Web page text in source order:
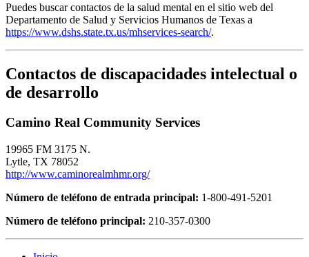
Puedes buscar contactos de la salud mental en el sitio web del
Departamento de Salud y Servicios Humanos de Texas a
https://www.dshs.state.tx.us/mhservices-search/.
Contactos de discapacidades intelectual o
de desarrollo
Camino Real Community Services
19965 FM 3175 N.
Lytle, TX 78052
http://www.caminorealmhmr.org/
Número de teléfono de entrada principal: 1-800-491-5201
Número de teléfono principal: 210-357-0300